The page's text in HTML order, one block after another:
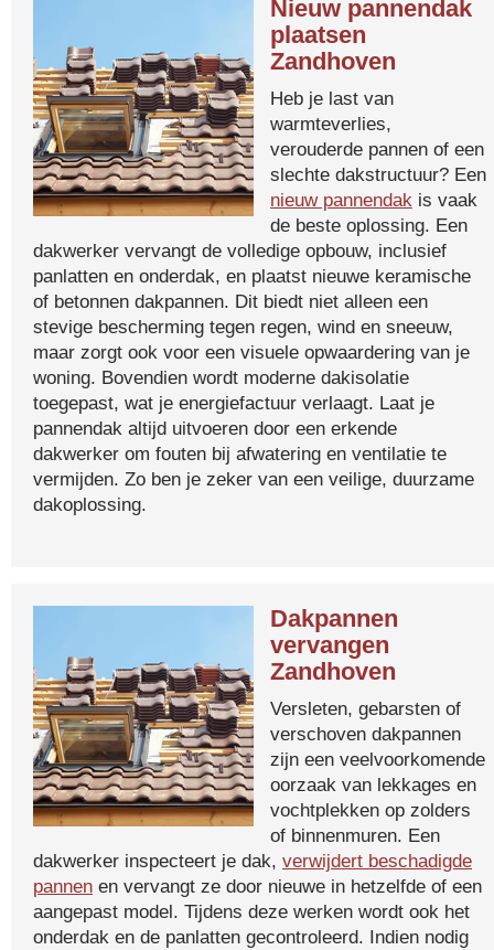
Nieuw pannendak
plaatsen
Zandhoven
Heb je last van
warmteverlies,
verouderde pannen of een
slechte dakstructuur? Een
nieuw pannendak is vaak
de beste oplossing. Een
dakwerker vervangt de volledige opbouw, inclusief
panlatten en onderdak, en plaatst nieuwe keramische
of betonnen dakpannen. Dit biedt niet alleen een
stevige bescherming tegen regen, wind en sneeuw,
maar zorgt ook voor een visuele opwaardering van je
woning. Bovendien wordt moderne dakisolatie
toegepast, wat je energiefactuur verlaagt. Laat je
pannendak altijd uitvoeren door een erkende
dakwerker om fouten bij afwatering en ventilatie te
vermijden. Zo ben je zeker van een veilige, duurzame
dakoplossing.
Dakpannen
vervangen
Zandhoven
Versleten, gebarsten of
verschoven dakpannen
zijn een veelvoorkomende
oorzaak van lekkages en
vochtplekken op zolders
of binnenmuren. Een
dakwerker inspecteert je dak, verwijdert beschadigde
pannen en vervangt ze door nieuwe in hetzelfde of een
aangepast model. Tijdens deze werken wordt ook het
onderdak en de panlatten gecontroleerd. Indien nodig